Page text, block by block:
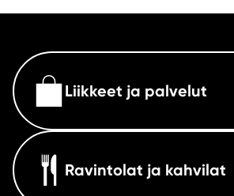
Liikkeet ja palvelut
Ravintolat ja kahvilat